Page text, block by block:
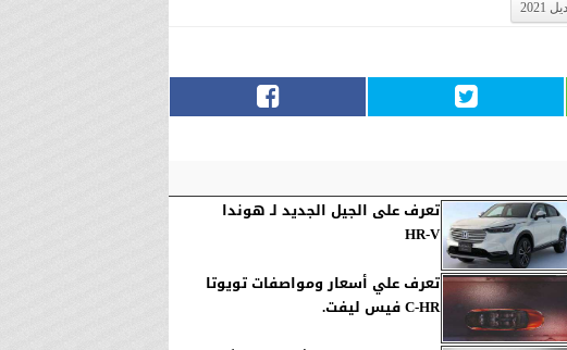
تعرف على الجيل الجديد لـ هوندا
HR-V
تعرف علي أسعار ومواصفات تويوتا
C-HR فيس ليفت.